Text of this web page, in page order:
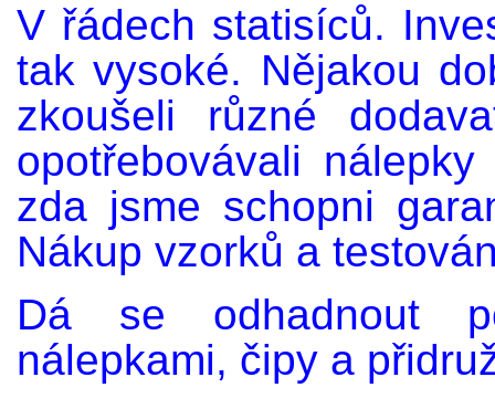
V řádech statisíců.
tak vysoké. Nějakou
zkoušeli různé
opotřebovávali
zda jsme schopni
Nákup vzorků a
Dá se odhadnout
nálepkami, čipy a